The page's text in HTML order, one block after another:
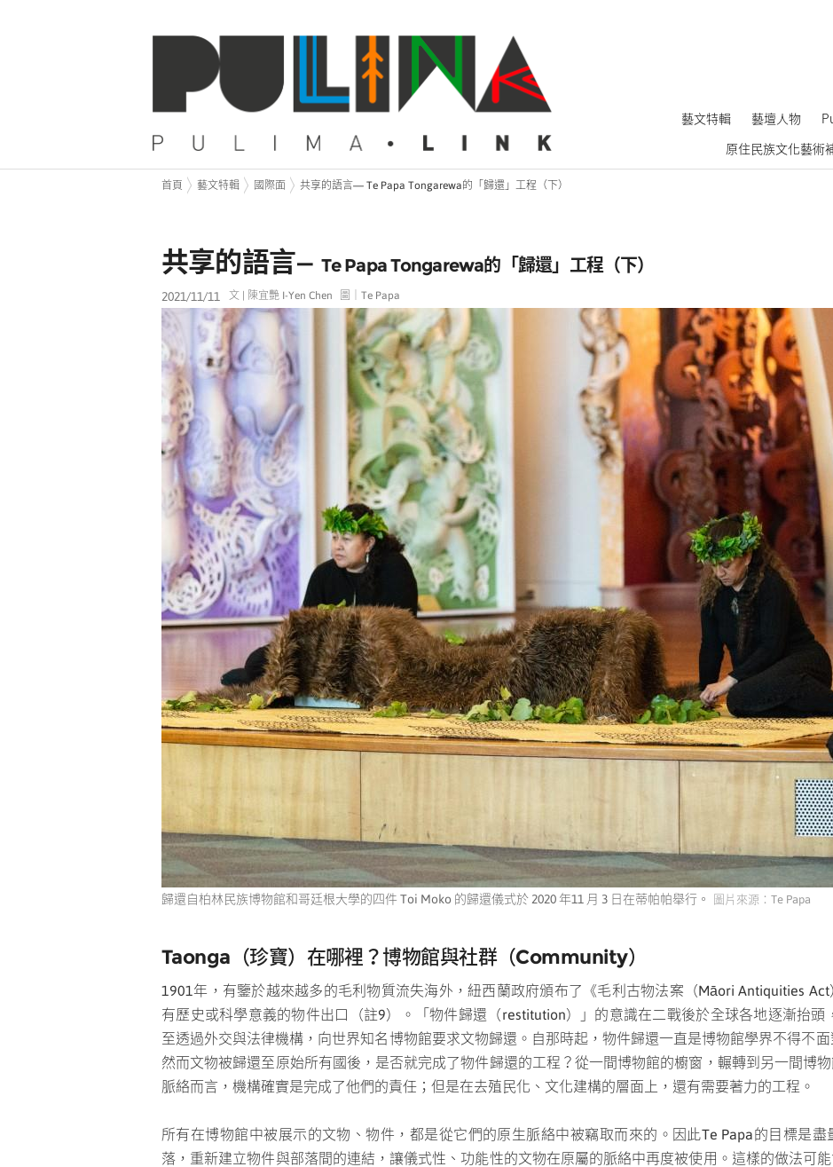
藝文特輯 藝壇人物
原住民族文化藝術
首頁 藝文特輯 國際面 共享的語言— Te Papa Tongarewa的「歸還」工程（下）
共享的語言— Te Papa Tongarewa的「歸還」工程（下）
2021/11/11 文 | 陳宜艷 I-Yen Chen 圖｜Te Papa
歸還自柏林民族博物館和哥廷根大學的四件 Toi Moko 的歸還儀式於 2020 年11 月 3 日在蒂帕帕舉行。 圖片來源：Te Papa
Taonga （珍寶）在哪裡？博物館與社群（Community）
1901年，有鑒於越來越多的毛利物質流失海外，紐西蘭政府頒布了《毛利古物法案（Māori Antiquities
有歷史或科學意義的物件出口（註9）。「物件歸還（restitution）」的意識在二戰後於全球各地逐漸抬頭
至透過外交與法律機構，向世界知名博物館要求文物歸還。自那時起，物件歸還一直是博物館學界不得不
然而文物被歸還至原始所有國後，是否就完成了物件歸還的工程？從一間博物館的櫥窗，輾轉到另一間博
脈絡而言，機構確實是完成了他們的責任；但是在去殖民化、文化建構的層面上，還有需要著力的工程。
所有在博物館中被展示的文物、物件，都是從它們的原生脈絡中被竊取而來的。因此Te Papa的目標是
落，重新建立物件與部落間的連結，讓儀式性、功能性的文物在原屬的脈絡中再度被使用。這樣的做法可